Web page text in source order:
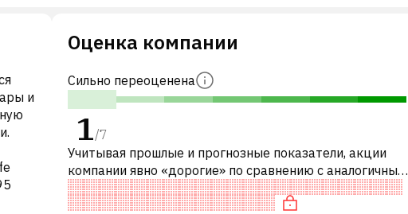
и
Оценка компании
Сильно переоценена
1/7
Учитывая прошлые и прогнозные показатели, акции
компании явно «дорогие» по сравнению с аналогичными
компаниями. В частности, акция компании переоценена
по P/E, «дорогая»